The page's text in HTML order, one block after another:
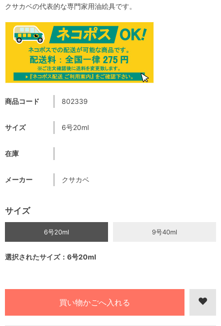
商品コード 802339
サイズ 6号20ml
在庫
メーカー クサカベ
サイズ
6号20ml 9号40ml
選択されたサイズ：6号20ml
クサカベの代表的な専門家用油絵具です。